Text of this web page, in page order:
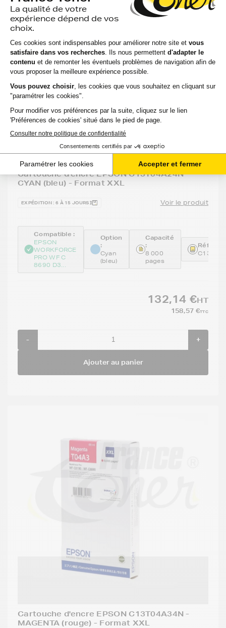
Cartouche d'encre EPSON C13T04A24N -
CYAN (bleu) - Format XXL
EXPÉDITION : 6 À 15 JOURS Voir le produit
Compatible :
EPSON
WORKFORCE
PRO WF C
8690 D3...
Option
:
Cyan
(bleu)
Capacité
:
8 000
pages
132,14 €HT
158,57 €TTC
- +
Ajouter au panier
Cartouche d'encre EPSON C13T04A34N -
MAGENTA (rouge) - Format XXL